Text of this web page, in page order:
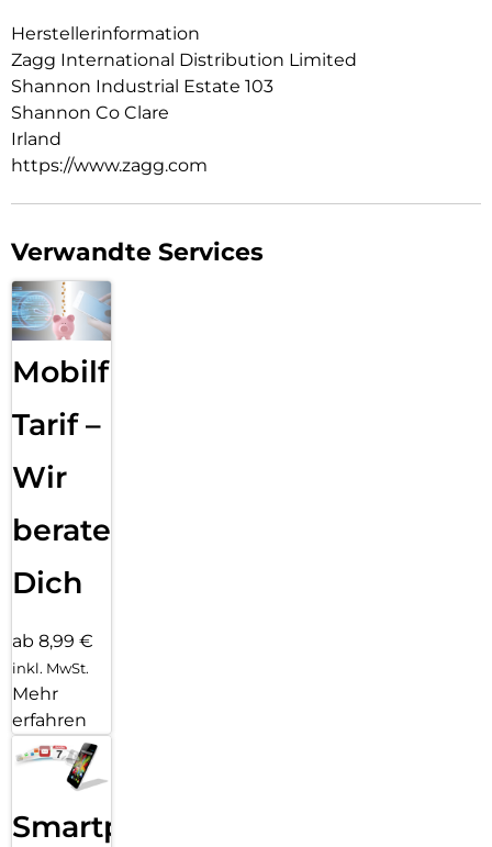
strapazierfähige Hülle die Seiten und die Rückseite Ihres
Geltung bringt.
Herstellerinformation
Zagg International Distribution Limited
Shannon Industrial Estate 103
Shannon Co Clare
Irland
https://www.zagg.com
Verwandte Services
Mobilfunk
Tarif –
Wir
beraten
Dich
ab 8,99 €
inkl. MwSt.
Mehr
erfahren
Smartphone